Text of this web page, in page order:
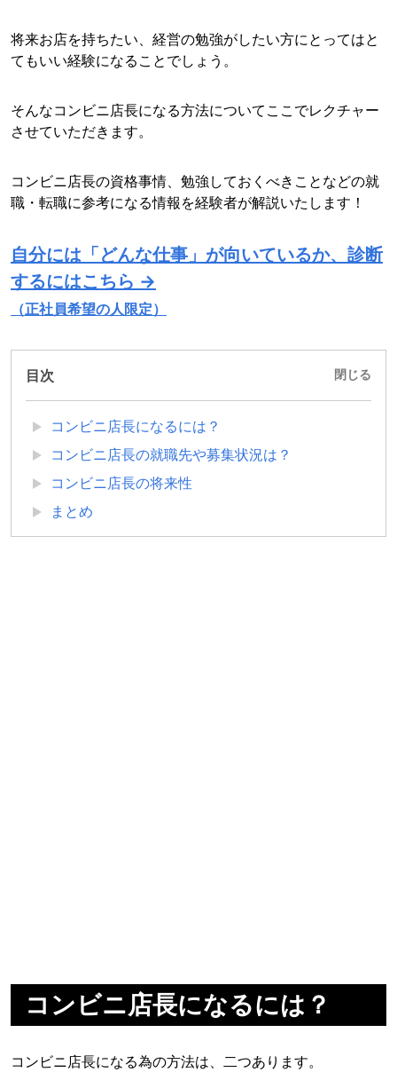
将来お店を持ちたい、経営の勉強がしたい方にとってはと
てもいい経験になることでしょう。
そんなコンビニ店長になる方法についてここでレクチャー
させていただきます。
コンビニ店長の資格事情、勉強しておくべきことなどの就
職・転職に参考になる情報を経験者が解説いたします！
自分には「どんな仕事」が向いているか、診断
するにはこちら →
（正社員希望の人限定）
目次 閉じる
コンビニ店長になるには？
コンビニ店長の就職先や募集状況は？
コンビニ店長の将来性
まとめ
コンビニ店長になるには？
コンビニ店長になる為の方法は、二つあります。